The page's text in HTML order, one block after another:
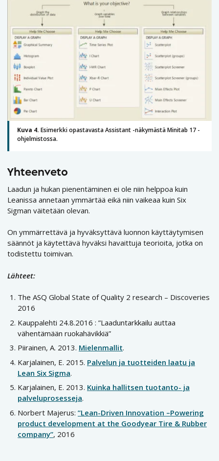
Kuva 4. Esimerkki opastavasta Assistant -näkymästä Minitab 17 -
ohjelmistossa.
Yhteenveto
Laadun ja hukan pienentäminen ei ole niin helppoa kuin
Leanissa annetaan ymmärtää eikä niin vaikeaa kuin Six
Sigman väitetään olevan.
On ymmärrettävä ja hyväksyttävä luonnon käyttäytymisen
säännöt ja käytettävä hyväksi havaittuja teorioita, jotka on
todistettu toimivan.
Lähteet:
The ASQ Global State of Quality 2 research – Discoveries
2016
Kauppalehti 24.8.2016 : ”Laaduntarkkailu auttaa
vähentämään ruokahävikkiä”
Piirainen, A. 2013. Mielenmallit.
Karjalainen, E. 2015. Palvelun ja tuotteiden laatu ja
Lean Six Sigma.
Karjalainen, E. 2013. Kuinka hallitsen tuotanto- ja
palveluprosesseja.
Norbert Majerus: ”Lean-Driven Innovation –Powering
product development at the Goodyear Tire & Rubber
company”, 2016